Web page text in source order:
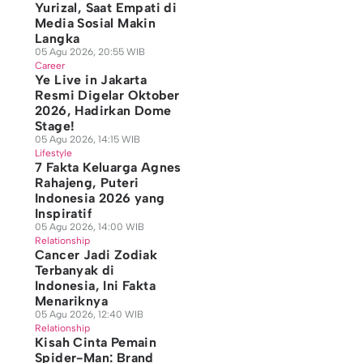
Yurizal, Saat Empati di
Media Sosial Makin
Langka
05 Agu 2026, 20:55 WIB
Career
Ye Live in Jakarta
Resmi Digelar Oktober
2026, Hadirkan Dome
Stage!
05 Agu 2026, 14:15 WIB
Lifestyle
7 Fakta Keluarga Agnes
Rahajeng, Puteri
Indonesia 2026 yang
Inspiratif
05 Agu 2026, 14:00 WIB
Relationship
Cancer Jadi Zodiak
Terbanyak di
Indonesia, Ini Fakta
Menariknya
05 Agu 2026, 12:40 WIB
Relationship
Kisah Cinta Pemain
Spider-Man: Brand